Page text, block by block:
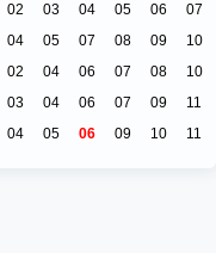
02 03 04 05 06
07
04 05 07 08 09
10
02 04 06 07 08
10
03 04 06 07 09
11
04 05 06 09 10 11